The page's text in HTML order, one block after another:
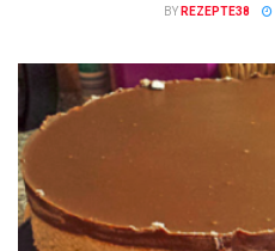
BY REZEPTE38